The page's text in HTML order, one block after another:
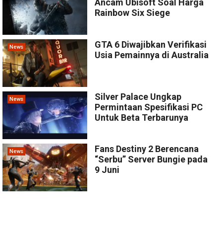
Ancam Ubisoft Soal Harga
Rainbow Six Siege
News
GTA 6 Diwajibkan Verifikasi
Usia Pemainnya di Australia
News
Silver Palace Ungkap
Permintaan Spesifikasi PC
Untuk Beta Terbarunya
News
Fans Destiny 2 Berencana
“Serbu” Server Bungie pada
9 Juni